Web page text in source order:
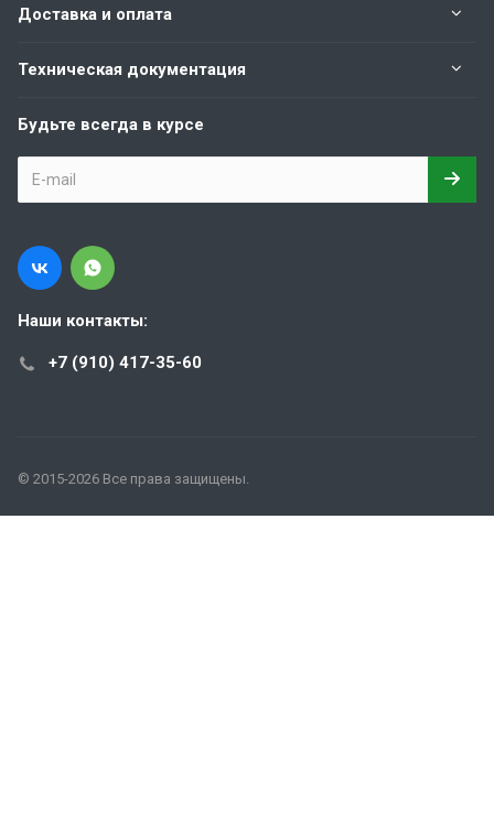
Доставка и оплата
Техническая документация
Будьте всегда в курсе
Наши контакты:
+7 (910) 417-35-60
© 2015-2026 Все права защищены.